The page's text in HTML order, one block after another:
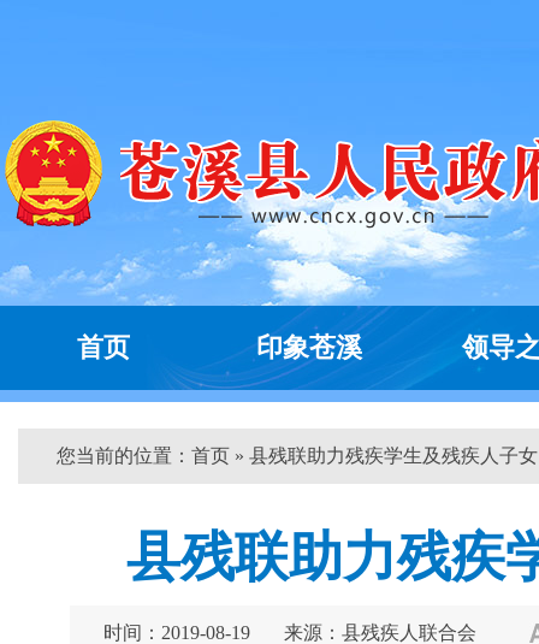
首页 印象苍溪 领导
您当前的位置： 首页 » 县残联助力残疾学生及残疾人子
县残联助力残疾
时间：2019-08-19 来源：县残疾人联合会